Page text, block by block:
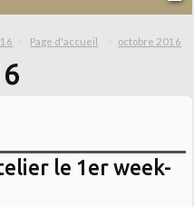
Page d'accueil octobre 2016
le 1er week-